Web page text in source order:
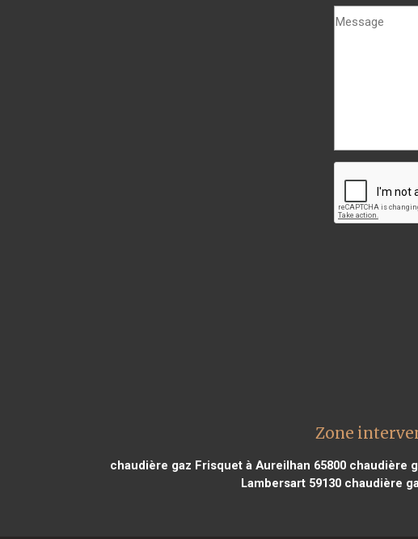
Zone
chaudière gaz Frisquet à Aureilhan 65800chaudière
Lambersart 59130chaudière